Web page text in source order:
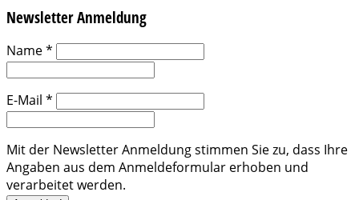
Newsletter Anmeldung
Name*
E-Mail *
Mit der Newsletter Anmeldung stimmen Sie zu, dass Ihre
Angaben aus dem Anmeldeformular erhoben und
verarbeitet werden.